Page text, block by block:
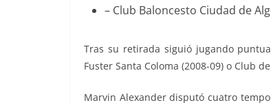
– Club Baloncesto Ciudad de
Tras su retirada siguió jugando
Fuster Santa Coloma (2008-09) o Club
Marvin Alexander disputó cuatro